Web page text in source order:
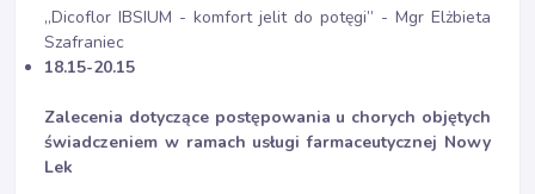
„Dicoflor IBSIUM - komfort jelit do potęgi” - Mgr Elżbieta
Szafraniec
18.15-20.15
Zalecenia dotyczące postępowania u chorych objętych
świadczeniem w ramach usługi farmaceutycznej Nowy
Lek